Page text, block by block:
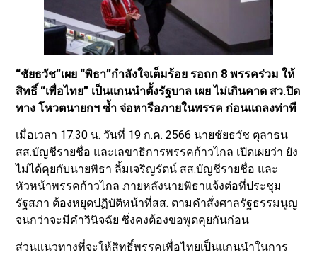
“ชัยธวัช”เผย “พิธา”กำลังใจเต็มร้อย รอถก 8 พรรคร่วม ให้
สิทธิ์ “เพื่อไทย” เป็นแกนนำตั้งรัฐบาล เผย ไม่เกินคาด สว.ปิด
ทาง โหวตนายกฯ ซ้ำ จ่อหารือภายในพรรค ก่อนแถลงท่าที
เมื่อเวลา 17.30 น. วันที่ 19 ก.ค. 2566 นายชัยธวัช ตุลาธน
สส.บัญชีรายชื่อ และเลขาธิการพรรคก้าวไกล เปิดเผยว่า ยัง
ไม่ได้คุยกับนายพิธา ลิ้มเจริญรัตน์ สส.บัญชีรายชื่อ และ
หัวหน้าพรรคก้าวไกล ภายหลังนายพิธาแจ้งต่อที่ประชุม
รัฐสภา ต้องหยุดปฏิบัติหน้าที่สส. ตามคำสั่งศาลรัฐธรรมนูญ
จนกว่าจะมีคำวินิจฉัย ซึ่งคงต้องขอพูดคุยกันก่อน
ส่วนแนวทางที่จะให้สิทธิ์พรรคเพื่อไทยเป็นแกนนำในการ